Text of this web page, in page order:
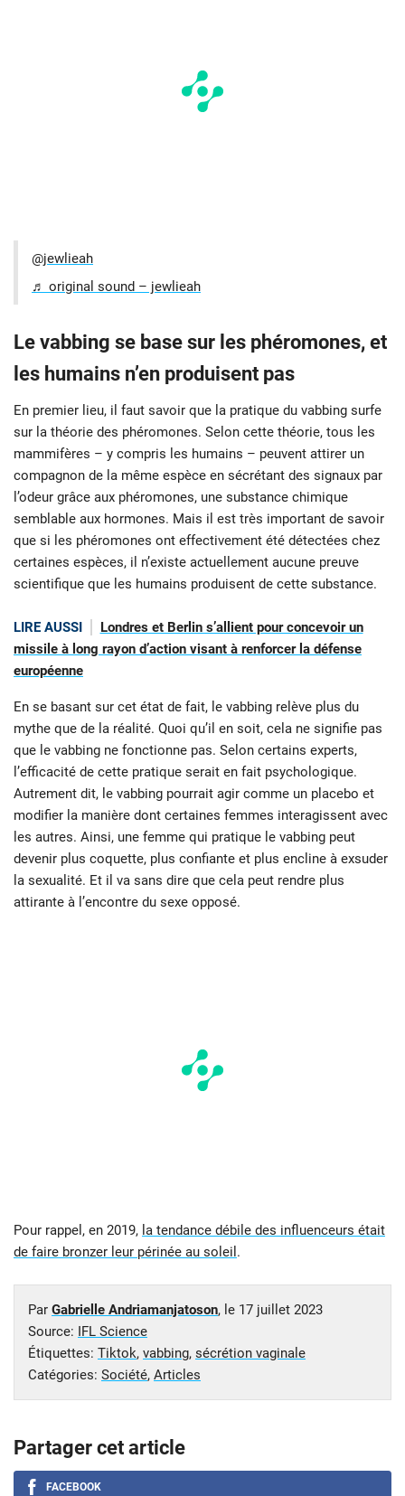
@jewlieah
♬ original sound – jewlieah
Le vabbing se base sur les phéromones, et
les humains n’en produisent pas
En premier lieu, il faut savoir que la pratique du vabbing surfe
sur la théorie des phéromones. Selon cette théorie, tous les
mammifères – y compris les humains – peuvent attirer un
compagnon de la même espèce en sécrétant des signaux par
l’odeur grâce aux phéromones, une substance chimique
semblable aux hormones. Mais il est très important de savoir
que si les phéromones ont effectivement été détectées chez
certaines espèces, il n’existe actuellement aucune preuve
scientifique que les humains produisent de cette substance.
LIRE AUSSI
Londres et Berlin s’allient pour concevoir un
missile à long rayon d’action visant à renforcer la défense
européenne
En se basant sur cet état de fait, le vabbing relève plus du
mythe que de la réalité. Quoi qu’il en soit, cela ne signifie pas
que le vabbing ne fonctionne pas. Selon certains experts,
l’efficacité de cette pratique serait en fait psychologique.
Autrement dit, le vabbing pourrait agir comme un placebo et
modifier la manière dont certaines femmes interagissent avec
les autres. Ainsi, une femme qui pratique le vabbing peut
devenir plus coquette, plus confiante et plus encline à exsuder
la sexualité. Et il va sans dire que cela peut rendre plus
attirante à l’encontre du sexe opposé.
Pour rappel, en 2019, la tendance débile des influenceurs était
de faire bronzer leur périnée au soleil .
Par Gabrielle Andriamanjatoson, le 17 juillet 2023
Source:
IFL Science
Étiquettes: Tiktok, vabbing, sécrétion vaginale
Catégories: Société, Articles
Partager cet article
FACEBOOK